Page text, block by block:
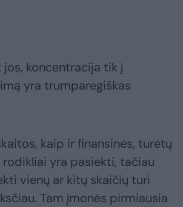
koncentracija tik į
yra trumparegiškas
kaip ir finansinės, turėtų
yra pasiekti, tačiau
vienų ar kitų skaičių turi
Tam įmonės pirmiausia